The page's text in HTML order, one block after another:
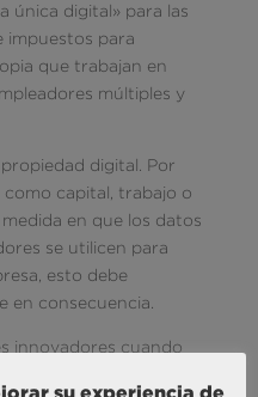
única digital» para las
impuestos para
que trabajan en
múltiples y
digital. Por
capital, trabajo o
en que los datos
se utilicen para
esto debe
en consecuencia.
innovadores cuando
su experiencia de